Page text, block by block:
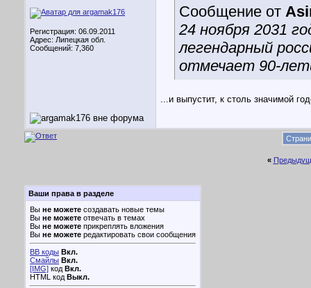
Регистрация: 06.09.2011
Адрес: Липецкая обл.
Сообщений: 7,360
Сообщение от
24 ноября 2031
легендарный
отмечает 90-
...и выпустит, к столь значимой
«
Ваши права в разделе
Вы не можете создавать новые темы
Вы не можете отвечать в темах
Вы не можете прикреплять вложения
Вы не можете редактировать свои сообщения
BB коды Вкл.
Смайлы Вкл.
[IMG] код Вкл.
HTML код Выкл.